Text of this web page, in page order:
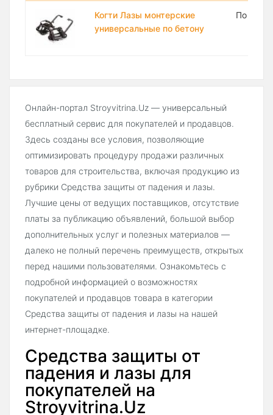
Когти Лазы монтерские
универсальные по бетону
По
Онлайн-портал Stroyvitrina.Uz — универсальный
бесплатный сервис для покупателей и продавцов.
Здесь созданы все условия, позволяющие
оптимизировать процедуру продажи различных
товаров для строительства, включая продукцию из
рубрики Средства защиты от падения и лазы.
Лучшие цены от ведущих поставщиков, отсутствие
платы за публикацию объявлений, большой выбор
дополнительных услуг и полезных материалов —
далеко не полный перечень преимуществ, открытых
перед нашими пользователями. Ознакомьтесь с
подробной информацией о возможностях
покупателей и продавцов товара в категории
Средства защиты от падения и лазы на нашей
интернет-площадке.
Средства защиты от
падения и лазы для
покупателей на
Stroyvitrina.Uz